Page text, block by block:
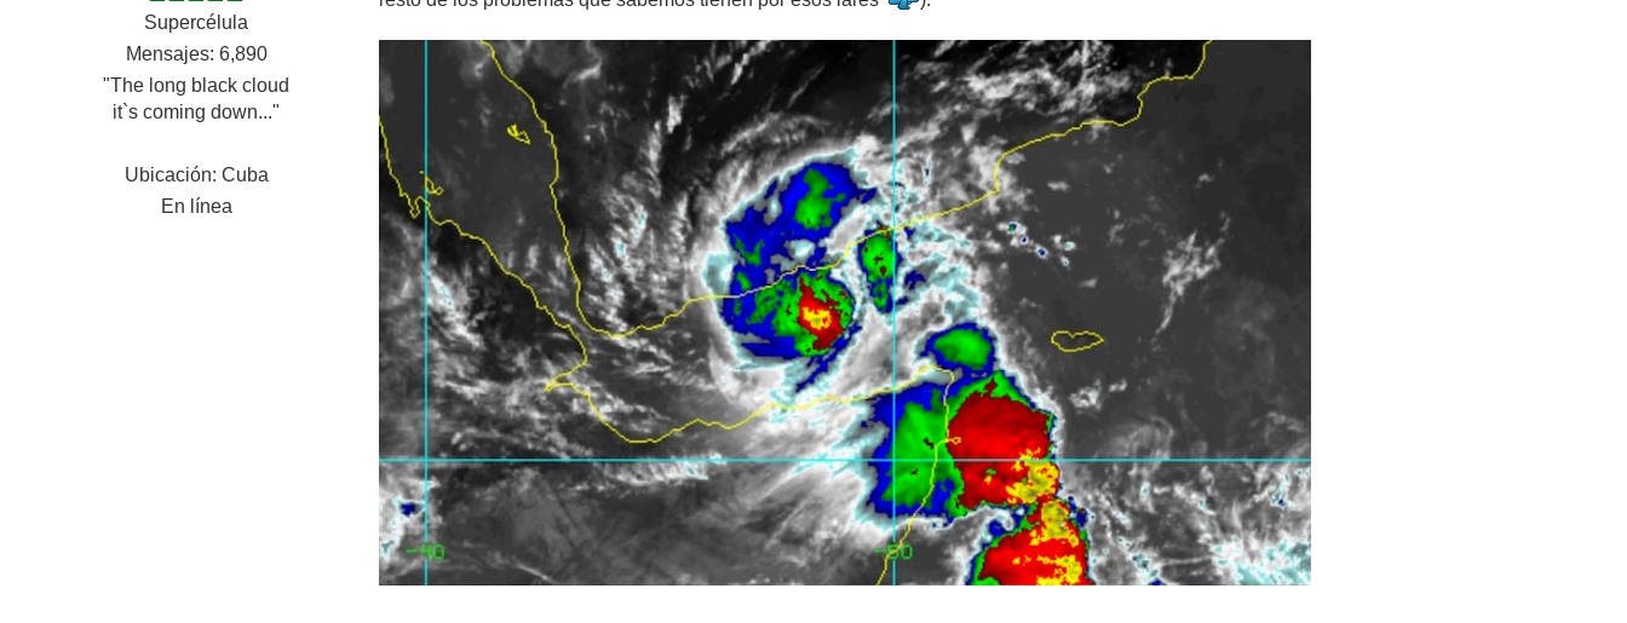
Supercélula
Mensajes: 6,890
"The long black cloud
it`s coming down..."
Ubicación: Cuba
En línea